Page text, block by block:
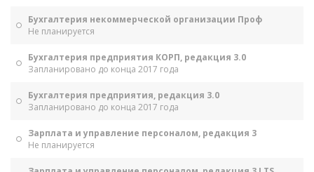
Бухгалтерия некоммерческой организации Проф
Не планируется
Бухгалтерия предприятия КОРП, редакция 3.0
Запланировано до конца 2017 года
Бухгалтерия предприятия, редакция 3.0
Запланировано до конца 2017 года
Зарплата и управление персоналом, редакция 3
Не планируется